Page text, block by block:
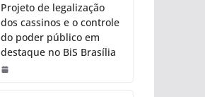
Projeto de legalização
dos cassinos e o controle
do poder público em
destaque no BiS Brasília